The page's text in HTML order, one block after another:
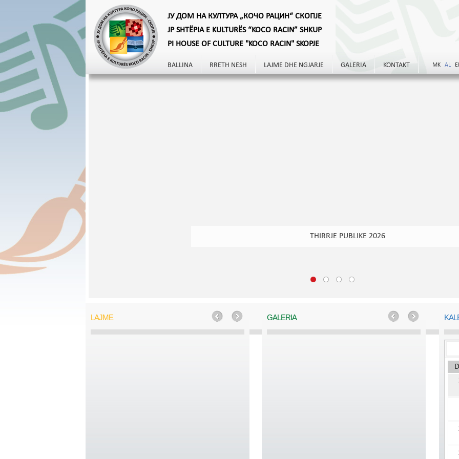
ЈУ ДОМ НА КУЛТУРА „КОЧО РАЦИН“ СКОПЈЕ
JP SHTËPIA E KULTURËS “KOCO RACIN” SHKUP
PI HOUSE OF CULTURE "KOCO RACIN" SKOPJE
BALLINA RRETH NESH LAJME DHE NGJARJE GALERIA KONTAKT MK AL
THIRRJE PUBLIKE 2026
LAJME GALERIA